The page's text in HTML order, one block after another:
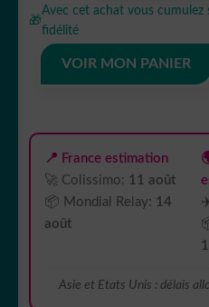
autocollant
animaux
chien
6CKSH
🎁
Avec cet achat vous
fidélité
VOIR MON PANIER
📍 France estimation
🚀 Colissimo: 11 août
📦 Mondial Relay: 14
août
Asie et Etats Unis : délais